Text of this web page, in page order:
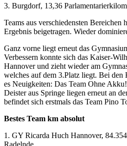
3. Burgdorf, 13,36
Teams aus verschiedensten Bereichen
Ergebnis beigetragen. Wieder
Ganz vorne liegt erneut das
Verbessern konnte sich das Kaiser-
Hannover und zieht wieder am
welches auf dem 3.Platz liegt. Bei
es Neuigkeiten: Das Team Ohne
Deister aus Springe liegen erneut an
befindet sich erstmals das Team Pino
Bestes Team km absolut
1. GY Ricarda Huch Hannover,
Radelnde